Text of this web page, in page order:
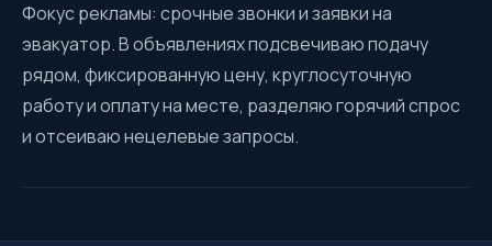
Фокус рекламы: срочные звонки и заявки на
эвакуатор. В объявлениях подсвечиваю подачу
рядом, фиксированную цену, круглосуточную
работу и оплату на месте, разделяю горячий спрос
и отсеиваю нецелевые запросы.